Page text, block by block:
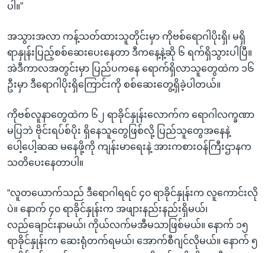
ပါ။”
အသွားအလာ ကန့်သတ်ထားသူတိုင်းမှာ ကိုဗစ်ရောဂါပိုးရှိ၊ မရှိ
ရာနှုန်းပြည့်စစ်ဆေးပေးနေတာ ဒီကနေ့နဲ့ဆို ၆ ရက်ရှိသွားပါပြီ။
အဲဒီကာလအတွင်းမှာ ပြည်ပကနေ ရောက်ရှိလာသူတွေထဲက ၁၆
ဦးမှာ ဒီရောဂါပိုးရှိကြောင်းကို စစ်ဆေးတွေ့ရှိခဲ့ပါတယ်။
ကိုဗစ်လူနာတွေထဲက ၆၂ ရာခိုင်နှုန်းလောက်က ရောဂါလက္ခဏာ
မပြဘဲ ဗိုင်းရပ်စ်ပိုး ရှိနေသူတွေဖြစ်လို့ ပြည်သူတွေအနေနဲ့
ပေါ့ပေါ့ဆဆ မနေဖို့ကို ကျန်းမာရေးနဲ့ အားကစားဝန်ကြီးဌာနက
သတိပေးနေတာပါ။
“လူတယောက်သည် ဒီရောဂါရရင် ၄၀ ရာခိုင်နှုန်းက လူကောင်းလို
ပဲ။ နောက် ၄၀ ရာခိုင်နှုန်းက အဖျားနည်းနည်းရှိမယ်၊
လည်ချောင်းနာမယ်၊ ကိုယ်လက်မအီမသာဖြစ်မယ်။ နောက် ၁၅
ရာခိုင်နှုန်းက ဆေးရုံတက်ရမယ်၊ အောက်စီဂျင်လိုမယ်။ နောက် ၅